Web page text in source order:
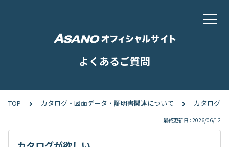
よくあるご質問
TOP カタログ・図面データ・証明書関連について カタログ
最終更新日 : 2026/06/12